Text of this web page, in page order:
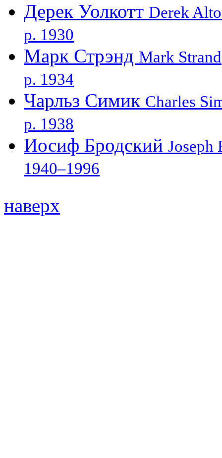
Дерек Уолкотт Derek
р. 1930
Марк Стрэнд Mark Strand
р. 1934
Чарльз Симик Charles
р. 1938
Иосиф Бродский Joseph
1940–1996
наверх